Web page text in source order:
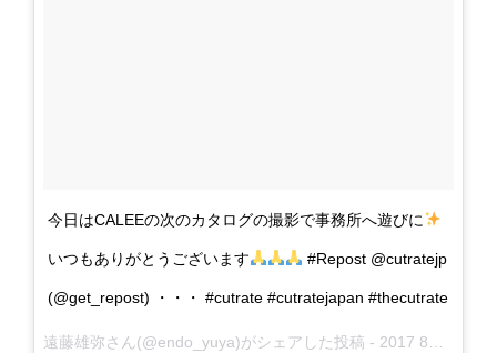
今日はCALEEの次のカタログの撮影で事務所へ遊びに
いつもありがとうございます #Repost @cutratejp
(@get_repost) ・・・ #cutrate #cutratejapan #thecutrate
遠藤雄弥さん(@endo_yuya)がシェアした投稿 - 2017 8月 18 6:05午前 PDT